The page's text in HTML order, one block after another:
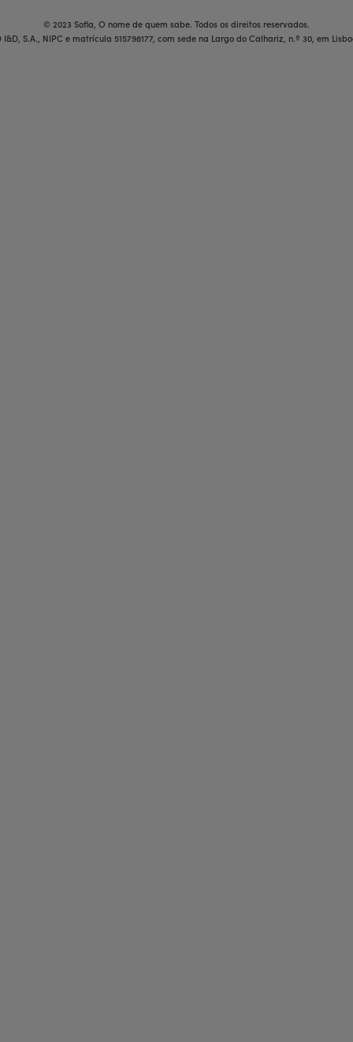
© 2023 Sofia, O nome de quem sabe. Todos os direitos reservados.
S.A., NIPC e matrícula 515798177, com sede na Largo do Calhariz, n.º 30, em